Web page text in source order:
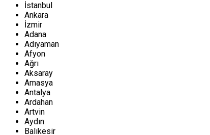
İstanbul
Ankara
İzmir
Adana
Adıyaman
Afyon
Ağrı
Aksaray
Amasya
Antalya
Ardahan
Artvin
Aydın
Balıkesir